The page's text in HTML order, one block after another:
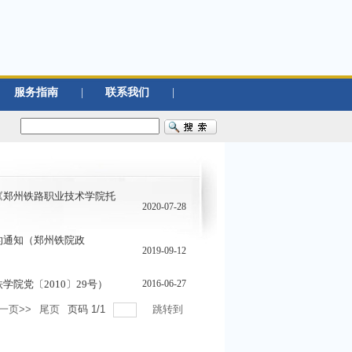
服务指南 联系我们
州铁路职业技术学院托
2020-07-28
知（郑州铁院政
2019-09-12
院党〔2010〕29号） 2016-06-27
页>> 尾页 页码 1/1 跳转到